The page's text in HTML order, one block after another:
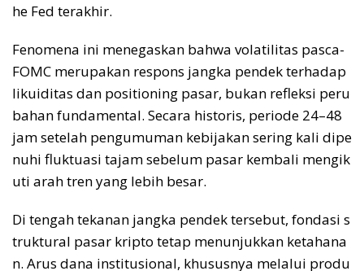
he Fed terakhir.
Fenomena ini menegaskan bahwa volatilitas pasca-
FOMC merupakan respons jangka pendek terhadap
likuiditas dan positioning pasar, bukan refleksi peru
bahan fundamental. Secara historis, periode 24–48
jam setelah pengumuman kebijakan sering kali dipe
nuhi fluktuasi tajam sebelum pasar kembali mengik
uti arah tren yang lebih besar.
Di tengah tekanan jangka pendek tersebut, fondasi s
truktural pasar kripto tetap menunjukkan ketahana
n. Arus dana institusional, khususnya melalui produ